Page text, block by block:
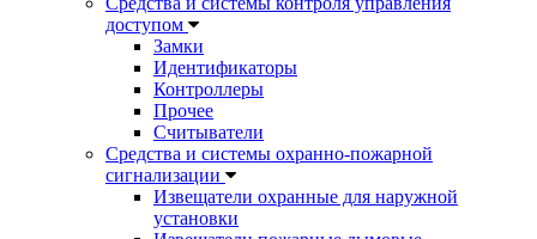
доступом
Замки
Идентификаторы
Контроллеры
Прочее
Считыватели
Средства и системы охранно-пожарной
сигнализации
Извещатели охранные для наружной
установки